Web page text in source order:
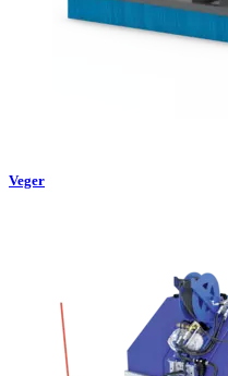
Veger